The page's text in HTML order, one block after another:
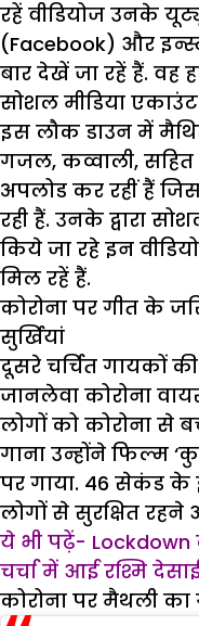
रहें वीडियोज उनके
(Facebook) और
बार देखें जा रहें हैं. वह
सोशल मीडिया
इस लौक डाउन में
गजल, कव्वाली,
अपलोड कर रहीं हैं
रही हैं. उनके द्वारा
किये जा रहे इन
मिल रहें हैं.
कोरोना पर गीत के
सुर्खियां
दूसरे चर्चित गायकों
जानलेवा कोरोना
लोगों को कोरोना से
गाना उन्होंने फिल्म
पर गाया. 46 सेकंड के
लोगों से सुरक्षित रहने
ये भी पढ़ें-
चर्चा में आई रश्मि
कोरोना पर मैथली का